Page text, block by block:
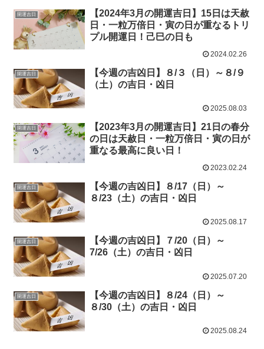
開運吉日
【2024年3月の開運吉日】15日は天赦
日・一粒万倍日・寅の日が重なるトリ
プル開運日！己巳の日も
2024.02.26
開運吉日
【今週の吉凶日】８/３（日）～８/９
（土）の吉日・凶日
2025.08.03
開運吉日
【2023年3月の開運吉日】21日の春分
の日は天赦日・一粒万倍日・寅の日が
重なる最高に良い日！
2023.02.24
開運吉日
【今週の吉凶日】８/17（日）～
８/23（土）の吉日・凶日
2025.08.17
開運吉日
【今週の吉凶日】７/20（日）～
7/26（土）の吉日・凶日
2025.07.20
開運吉日
【今週の吉凶日】８/24（日）～
８/30（土）の吉日・凶日
2025.08.24